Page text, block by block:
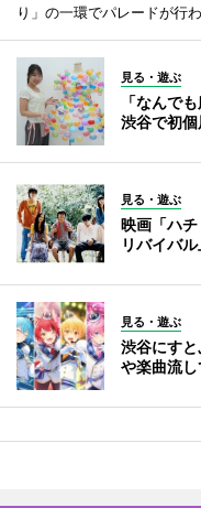
り」の一環でパレードが行わ
見る・遊ぶ
「なんで
渋谷で初個
見る・遊ぶ
映画「ハ
リバイバ
見る・遊ぶ
渋谷にす
や楽曲流